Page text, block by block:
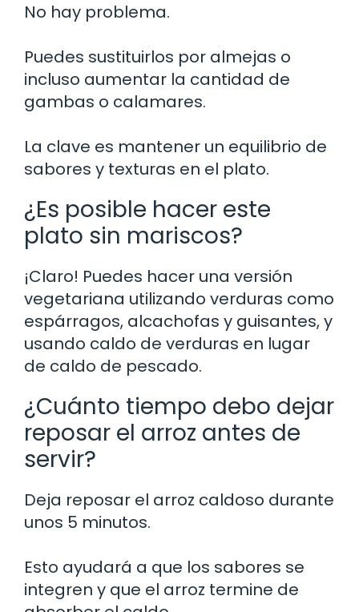
No hay problema.
Puedes sustituirlos por almejas o
incluso aumentar la cantidad de
gambas o calamares.
La clave es mantener un equilibrio de
sabores y texturas en el plato.
¿Es posible hacer este
plato sin mariscos?
¡Claro! Puedes hacer una versión
vegetariana utilizando verduras como
espárragos, alcachofas y guisantes, y
usando caldo de verduras en lugar
de caldo de pescado.
¿Cuánto tiempo debo dejar
reposar el arroz antes de
servir?
Deja reposar el arroz caldoso durante
unos 5 minutos.
Esto ayudará a que los sabores se
integren y que el arroz termine de